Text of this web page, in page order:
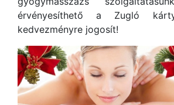
érvényesíthető a Zugló
kedvezményre jogosít!